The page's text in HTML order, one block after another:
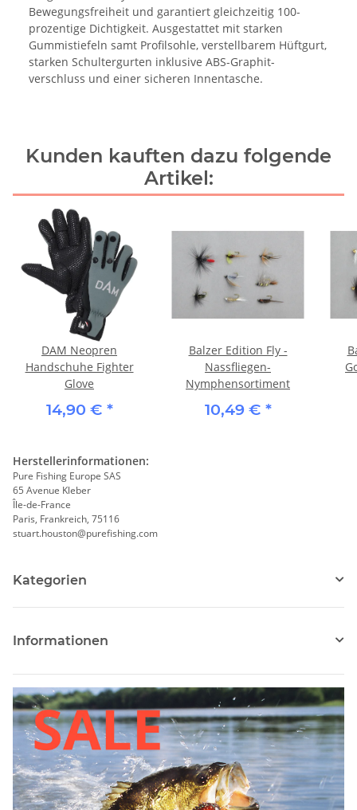
Bewegungsfreiheit und garantiert gleichzeitig 100-
prozentige Dichtigkeit. Ausgestattet mit starken
Gummistiefeln samt Profilsohle, verstellbarem Hüftgurt,
starken Schultergurten inklusive ABS-Graphit-
verschluss und einer sicheren Innentasche.
Kunden kauften dazu folgende
Artikel:
DAM Neopren
Handschuhe Fighter
Glove
14,90 € *
Balzer Edition Fly -
Nassfliegen-
Nymphensortiment
10,49 € *
Herstellerinformationen:
Pure Fishing Europe SAS
65 Avenue Kleber
Île-de-France
Paris, Frankreich, 75116
stuart.houston@purefishing.com
Kategorien
Informationen